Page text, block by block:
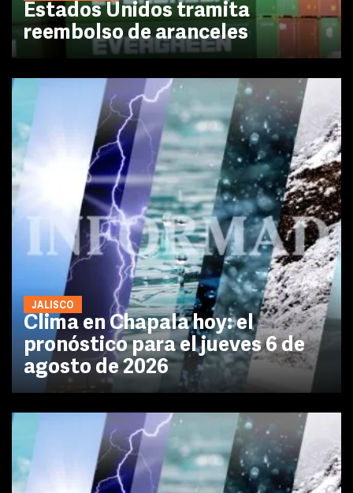
Estados Unidos tramita
reembolso de aranceles
JALISCO
Clima en Chapala hoy: el
pronóstico para el jueves 6 de
agosto de 2026